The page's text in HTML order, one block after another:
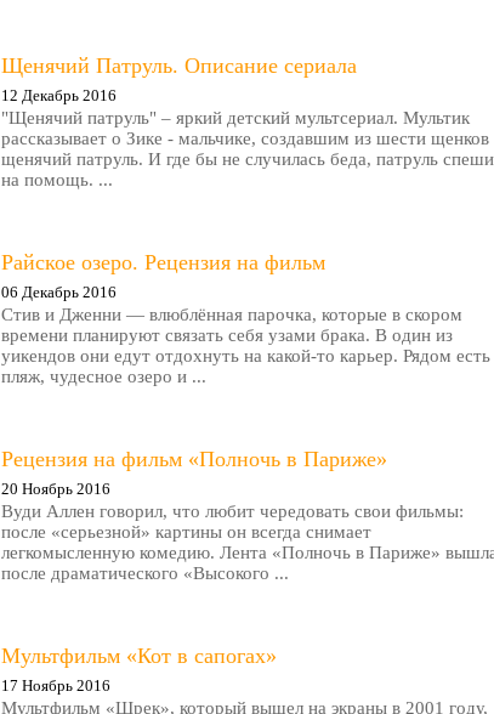
Щенячий Патруль. Описание сериала
12 Декабрь 2016
"Щенячий патруль" – яркий детский мультсериал. Мультик
рассказывает о Зике - мальчике, создавшим из шести щенков
щенячий патруль. И где бы не случилась беда, патруль
на помощь. ...
Райское озеро. Рецензия на фильм
06 Декабрь 2016
Стив и Дженни — влюблённая парочка, которые в скором
времени планируют связать себя узами брака. В один из
уикендов они едут отдохнуть на какой-то карьер. Рядом есть
пляж, чудесное озеро и ...
Рецензия на фильм «Полночь в Париже»
20 Ноябрь 2016
Вуди Аллен говорил, что любит чередовать свои фильмы:
после «серьезной» картины он всегда снимает
легкомысленную комедию. Лента «Полночь в Париже»
после драматического «Высокого ...
Мультфильм «Кот в сапогах»
17 Ноябрь 2016
Мультфильм «Шрек», который вышел на экраны в 2001 году,